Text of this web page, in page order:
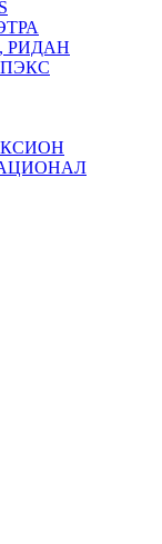
РИДАН